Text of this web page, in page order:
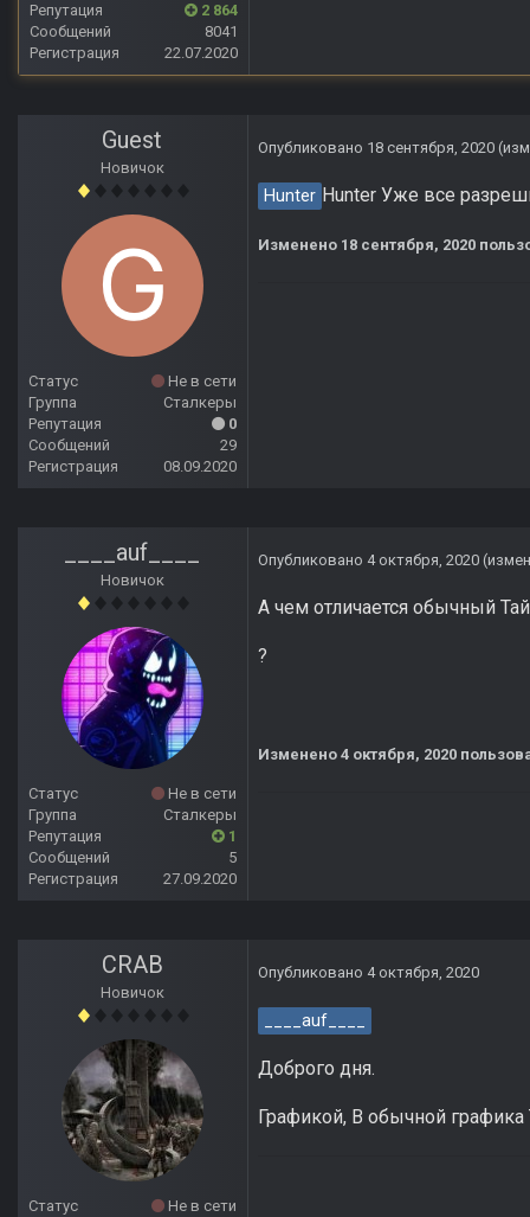
Репутация
2 864
Сообщений
8041
Регистрация
22.07.2020
Guest
Новичок
Статус
Не в сети
Группа
Сталкеры
Репутация
0
Сообщений
29
Регистрация
08.09.2020
Опубликовано 18 сентября, 2020
Hunter Hunter Уже все
Изменено 18 сентября, 2020
____auf____
Новичок
Статус
Не в сети
Группа
Сталкеры
Репутация
1
Сообщений
5
Регистрация
27.09.2020
Опубликовано 4 октября, 2020
А чем отличается обычный
?
Изменено 4 октября, 2020
CRAB
Новичок
Статус
Не в сети
Опубликовано 4 октября, 2020
____auf____
Доброго дня.
Графикой, В обычной графика